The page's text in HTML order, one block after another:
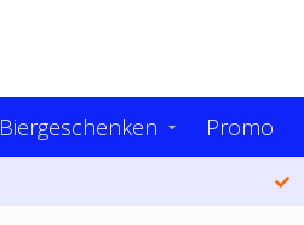
Biergeschenken Promo